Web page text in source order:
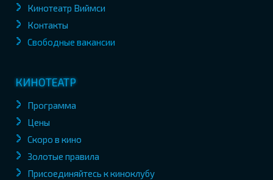
Кинотеатр Виймси
Контакты
Свободные вакансии
КИНОТЕАТР
Программа
Цены
Скоро в кино
Золотые правила
Присоединяйтесь к киноклубу